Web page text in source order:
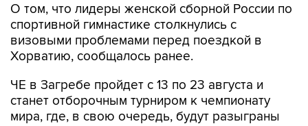
О том, что лидеры женской сборной России по
спортивной гимнастике столкнулись с
визовыми проблемами перед поездкой в
Хорватию, сообщалось ранее.
ЧЕ в Загребе пройдет с 13 по 23 августа и
станет отборочным турниром к чемпионату
мира, где, в свою очередь, будут разыграны